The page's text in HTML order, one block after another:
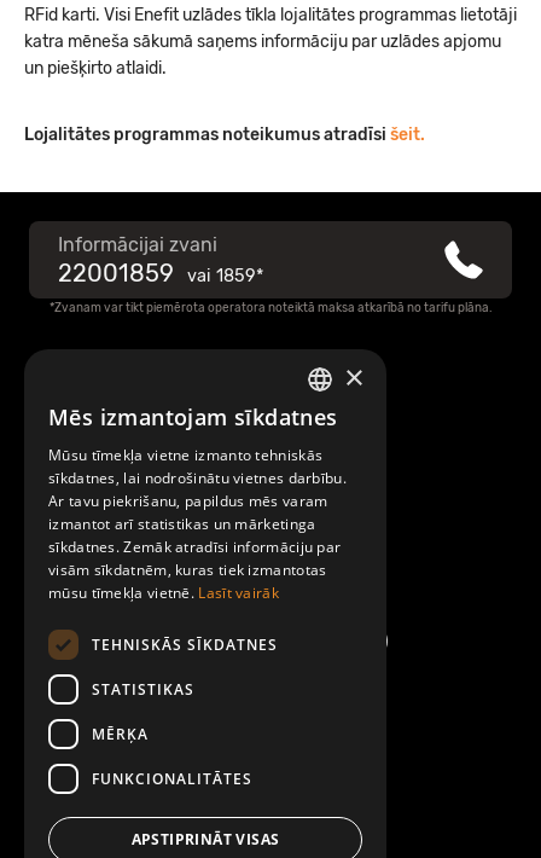
RFid karti. Visi Enefit uzlādes tīkla lojalitātes programmas lietotāji
katra mēneša sākumā saņems informāciju par uzlādes apjomu
un piešķirto atlaidi.
Lojalitātes programmas noteikumus atradīsi šeit.
Informācijai zvani
22001859 vai 1859*
*Zvanam var tikt piemērota operatora noteiktā maksa atkarībā no tarifu plāna.
Par Mobilly
Noteikumi un līgumi
Kontakti
LATVIAN
ENGLISH
×
Mēs izmantojam sīkdatnes
Mūsu tīmekļa vietne izmanto tehniskās
sīkdatnes, lai nodrošinātu vietnes darbību.
Ar tavu piekrišanu, papildus mēs varam
izmantot arī statistikas un mārketinga
sīkdatnes. Zemāk atradīsi informāciju par
visām sīkdatnēm, kuras tiek izmantotas
mūsu tīmekļa vietnē. Lasīt vairāk
TEHNISKĀS SĪKDATNES
STATISTIKAS
MĒRĶA
FUNKCIONALITĀTES
APSTIPRINĀT VISAS